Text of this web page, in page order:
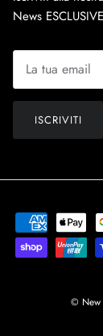
News
ISCRIVITI
© New